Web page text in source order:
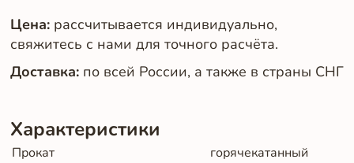
Цена: рассчитывается индивидуально,
свяжитесь с нами для точного расчёта.
Доставка: по всей России, а также в страны СНГ
Характеристики
Прокат
горячекатанный